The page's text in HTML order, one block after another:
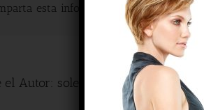
esta información en su red Social
el Autor: soledadcabello